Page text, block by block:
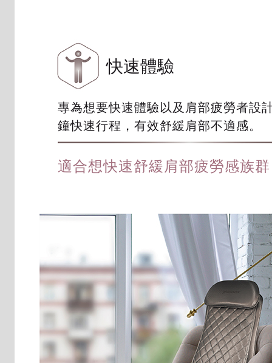
快速體驗
專為想要快速體驗以及肩部疲勞者設
鐘快速行程，有效舒緩肩部不適感。
適合想快速舒緩肩部疲勞感族群